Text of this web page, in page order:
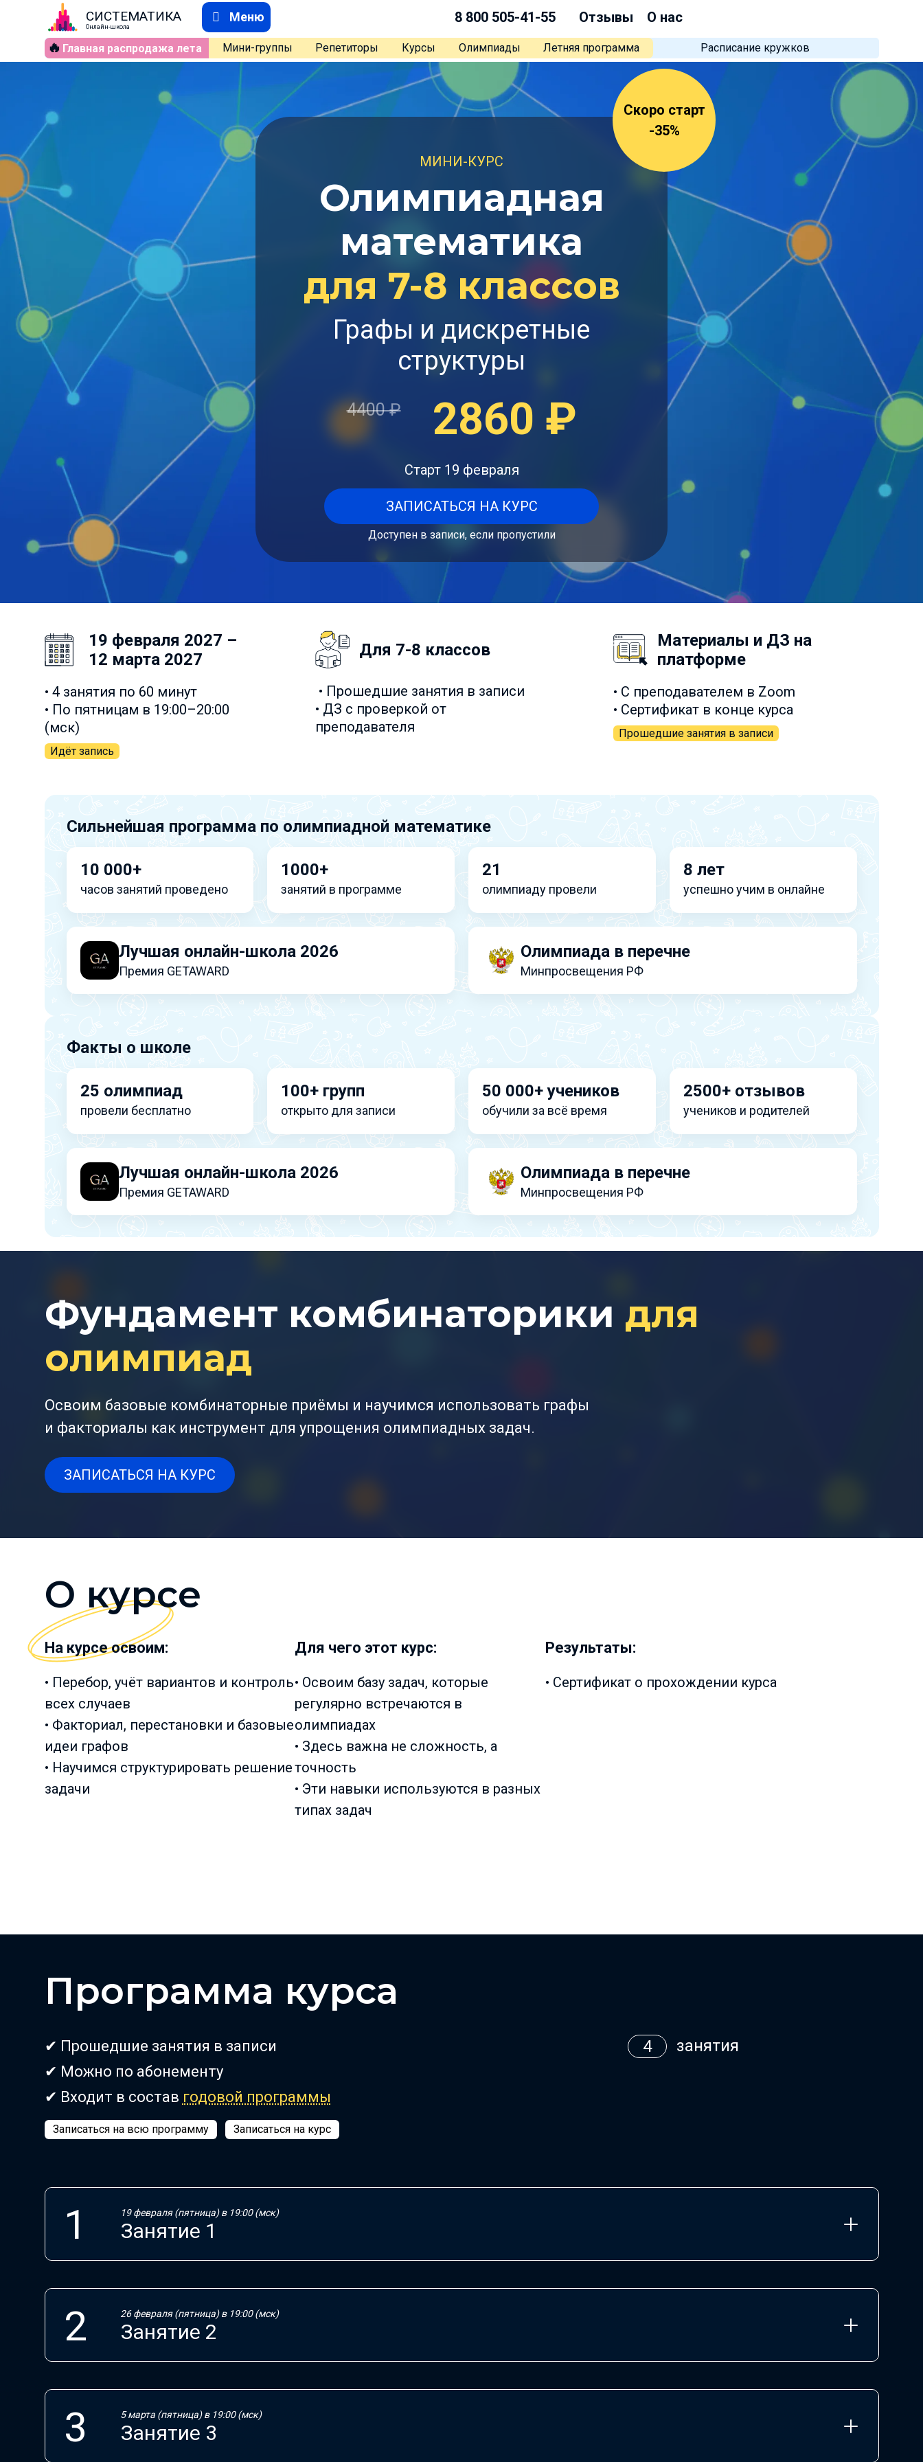
СИСТЕМАТИКА
Онлайн-школа
Меню 8 800 505-41-55 Отзывы
О нас
🔥 Главная распродажа лета Мини-группы Репетиторы Курсы Олимпиады Летняя программа Расписание кружков
Скоро старт
-35%
МИНИ-КУРС
Олимпиадная
математика
для 7-8 классов
Графы и дискретные
структуры
4400₽ 2860 ₽
Старт 19 февраля
ЗАПИСАТЬСЯ НА КУРС
Доступен в записи, если пропустили
19 февраля 2027 –
12 марта 2027
• 4 занятия по 60 минут
• По пятницам в 19:00–20:00
(мск)
Идёт запись
Для 7-8 классов
• Прошедшие занятия в записи
• ДЗ с проверкой от
преподавателя
Материалы и ДЗ на
платформе
• С преподавателем в Zoom
• Сертификат в конце курса
Прошедшие занятия в записи
Сильнейшая программа по олимпиадной математике
10 000+
часов занятий проведено
1000+
занятий в программе
21
олимпиаду провели
8 лет
успешно учим в онлайне
Лучшая онлайн-школа 2026
Премия GETAWARD
Олимпиада в перечне
Минпросвещения РФ
Факты о школе
25 олимпиад
провели бесплатно
100+ групп
открыто для записи
50 000+ учеников
обучили за всё время
2500+ отзывов
учеников и родителей
Лучшая онлайн-школа 2026
Премия GETAWARD
Олимпиада в перечне
Минпросвещения РФ
Фундамент комбинаторики для
олимпиад
Освоим базовые комбинаторные приёмы и научимся использовать графы
и факториалы как инструмент для упрощения олимпиадных задач.
ЗАПИСАТЬСЯ НА КУРС
О курсе
На курсе освоим:
• Перебор, учёт вариантов и контроль
всех случаев
• Факториал, перестановки и базовые
идеи графов
• Научимся структурировать решение
задачи
Для чего этот курс:
• Освоим базу задач, которые
регулярно встречаются в
олимпиадах
• Здесь важна не сложность, а
точность
• Эти навыки используются в разных
типах задач
Результаты:
• Сертификат о прохождении курса
Программа курса
✔ Прошедшие занятия в записи
✔ Можно по абонементу
✔ Входит в состав годовой программы
Записаться на всю программу Записаться на курс
4 занятия
19 февраля (пятница) в 19:00 (мск)
Занятие 1
26 февраля (пятница) в 19:00 (мск)
Занятие 2
5 марта (пятница) в 19:00 (мск)
Занятие 3